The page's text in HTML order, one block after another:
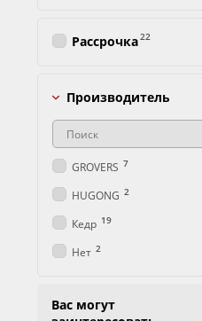
Рассрочка 22
Производитель
GROVERS 7
HUGONG 2
Кедр 19
Нет 2
Вас могут